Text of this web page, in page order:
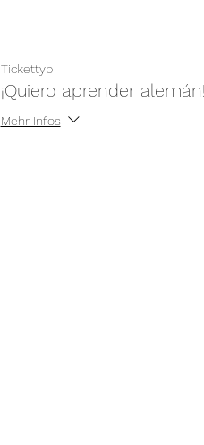
Tickettyp
¡Quiero aprender
Mehr Infos